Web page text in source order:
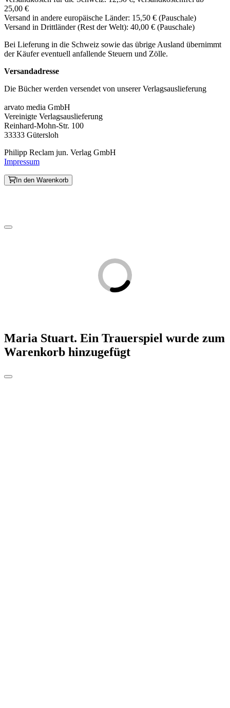
25,00 €
Versand in andere europäische Länder: 15,50 € (Pauschale)
Versand in Drittländer (Rest der Welt): 40,00 € (Pauschale)
Bei Lieferung in die Schweiz sowie das übrige Ausland übernimmt
der Käufer eventuell anfallende Steuern und Zölle.
Versandadresse
Die Bücher werden versendet von unserer Verlagsauslieferung
arvato media GmbH
Vereinigte Verlagsauslieferung
Reinhard-Mohn-Str. 100
33333 Gütersloh
Philipp Reclam jun. Verlag GmbH
Impressum
In den Warenkorb
Maria Stuart. Ein Trauerspiel wurde zum
Warenkorb hinzugefügt